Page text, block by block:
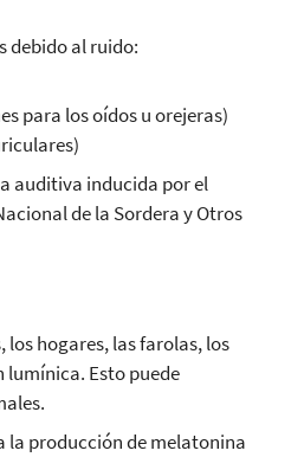
debido al ruido:
para los oídos u orejeras)
auditiva inducida por el
de la Sordera y Otros
hogares, las farolas, los
Esto puede
la producción de melatonina